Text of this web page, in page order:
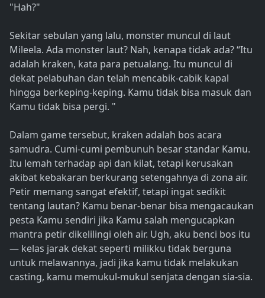
"Hah?"
Sekitar sebulan yang lalu, monster muncul di laut
Mileela. Ada monster laut? Nah, kenapa tidak ada? “Itu
adalah kraken, kata para petualang. Itu muncul di
dekat pelabuhan dan telah mencabik-cabik kapal
hingga berkeping-keping. Kamu tidak bisa masuk dan
Kamu tidak bisa pergi. "
Dalam game tersebut, kraken adalah bos acara
samudra. Cumi-cumi pembunuh besar standar Kamu.
Itu lemah terhadap api dan kilat, tetapi kerusakan
akibat kebakaran berkurang setengahnya di zona air.
Petir memang sangat efektif, tetapi ingat sedikit
tentang lautan? Kamu benar-benar bisa mengacaukan
pesta Kamu sendiri jika Kamu salah mengucapkan
mantra petir dikelilingi oleh air. Ugh, aku benci bos itu
— kelas jarak dekat seperti milikku tidak berguna
untuk melawannya, jadi jika kamu tidak melakukan
casting, kamu memukul-mukul senjata dengan sia-sia.